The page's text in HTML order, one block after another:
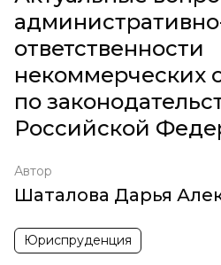
ответственности
некоммерческих
по
Российской
Автор
Шаталова Дарья
Юриспруденция